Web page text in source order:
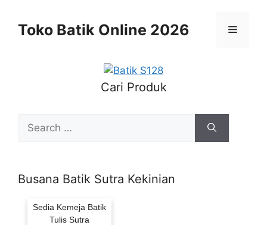
contentToko Batik Online 2026 Menu
Cari Produk
for:
Busana Batik Sutra Kekinian
Sedia Kemeja Batik
Tulis Sutra